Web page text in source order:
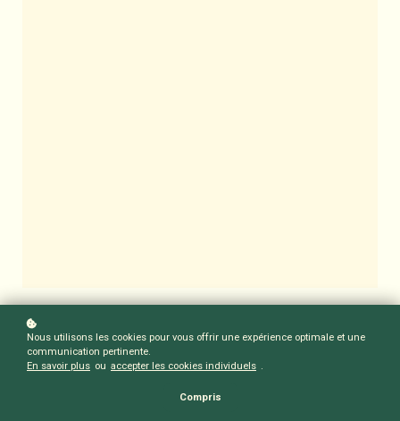
Nous utilisons les cookies pour vous offrir une expérience optimale et une
communication pertinente.
En savoir plus ou accepter les cookies individuels .
Compris